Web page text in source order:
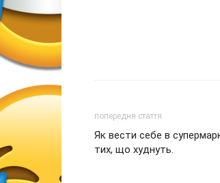
попередня стаття
Як вести себе в
тих, що худнуть.